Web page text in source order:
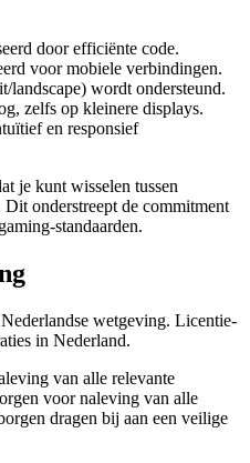
door efficiënte code.
voor mobiele verbindingen.
landscape) wordt ondersteund.
zelfs op kleinere displays.
en responsief
je kunt wisselen tussen
onderstreept de commitment
standaarden.
wetgeving. Licentie-
in Nederland.
van alle relevante
voor naleving van alle
dragen bij aan een veilige